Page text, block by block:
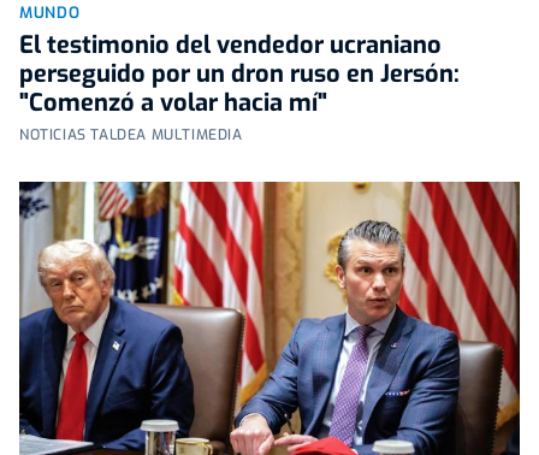
MUNDO
El testimonio del vendedor ucraniano
perseguido por un dron ruso en Jersón:
"Comenzó a volar hacia mí"
NOTICIAS TALDEA MULTIMEDIA